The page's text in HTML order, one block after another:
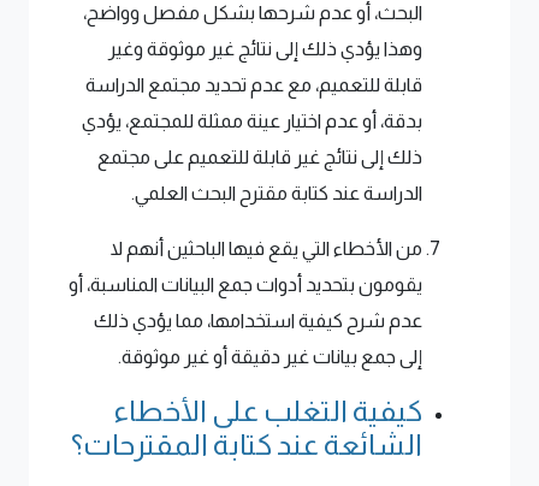
البحث، أو عدم شرحها بشكل مفصل وواضح،
وهذا يؤدي ذلك إلى نتائج غير موثوقة وغير
قابلة للتعميم، مع عدم تحديد مجتمع الدراسة
بدقة، أو عدم اختيار عينة ممثلة للمجتمع، يؤدي
ذلك إلى نتائج غير قابلة للتعميم على مجتمع
الدراسة عند كتابة مقترح البحث العلمي.
من الأخطاء التي يقع فيها الباحثين أنهم لا
يقومون بتحديد أدوات جمع البيانات المناسبة، أو
عدم شرح كيفية استخدامها، مما يؤدي ذلك
إلى جمع بيانات غير دقيقة أو غير موثوقة.
كيفية التغلب على الأخطاء
الشائعة عند كتابة المقترحات؟